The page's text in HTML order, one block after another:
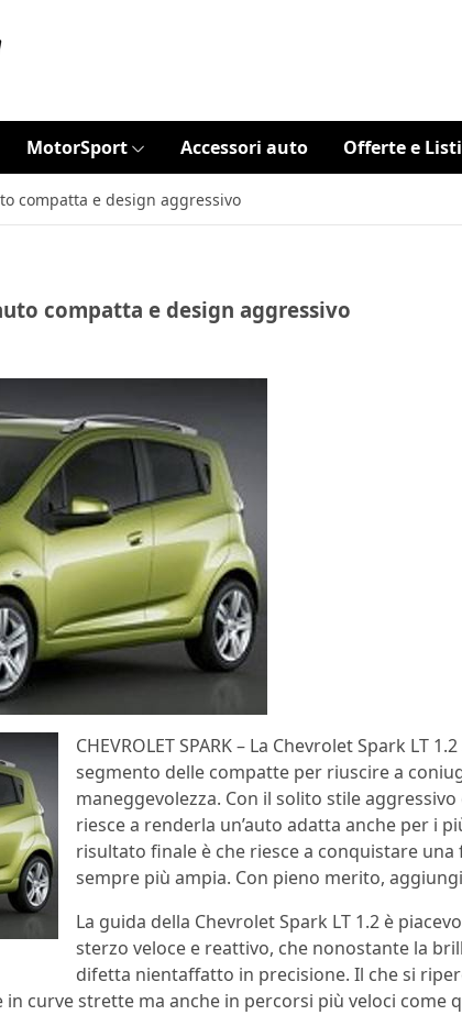
MotorSport Accessori auto Offerte e
compatta e design aggressivo
auto compatta e design aggressivo
CHEVROLET SPARK – La Chevrolet Spark LT
segmento delle compatte per riuscire a
maneggevolezza. Con il solito stile
riesce a renderla un’auto adatta anche per i
risultato finale è che riesce a conquistare una
sempre più ampia. Con pieno merito,
La guida della Chevrolet Spark LT 1.2 è
sterzo veloce e reattivo, che nonostante la
difetta nientaffatto in precisione. Il che si
in curve strette ma anche in percorsi più veloci come